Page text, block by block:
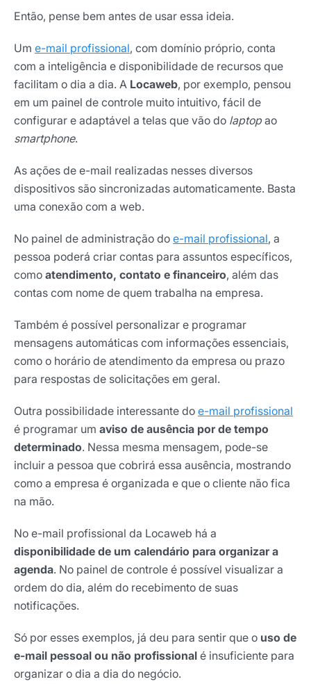
Então, pense bem antes de usar essa ideia.
Um e-mail profissional, com domínio próprio, conta
com a inteligência e disponibilidade de recursos que
facilitam o dia a dia. A Locaweb, por exemplo, pensou
em um painel de controle muito intuitivo, fácil de
configurar e adaptável a telas que vão do laptop ao
smartphone.
As ações de e-mail realizadas nesses diversos
dispositivos são sincronizadas automaticamente. Basta
uma conexão com a web.
No painel de administração do e-mail profissional, a
pessoa poderá criar contas para assuntos específicos,
como atendimento, contato e financeiro, além das
contas com nome de quem trabalha na empresa.
Também é possível personalizar e programar
mensagens automáticas com informações essenciais,
como o horário de atendimento da empresa ou prazo
para respostas de solicitações em geral.
Outra possibilidade interessante do e-mail profissional
é programar um aviso de ausência por de tempo
determinado. Nessa mesma mensagem, pode-se
incluir a pessoa que cobrirá essa ausência, mostrando
como a empresa é organizada e que o cliente não fica
na mão.
No e-mail profissional da Locaweb há a
disponibilidade de um calendário para organizar a
agenda. No painel de controle é possível visualizar a
ordem do dia, além do recebimento de suas
notificações.
Só por esses exemplos, já deu para sentir que o uso de
e-mail pessoal ou não profissional é insuficiente para
organizar o dia a dia do negócio.
Tendências e materiais exclusivos do mercado
digital que valem a leitura.
Nome